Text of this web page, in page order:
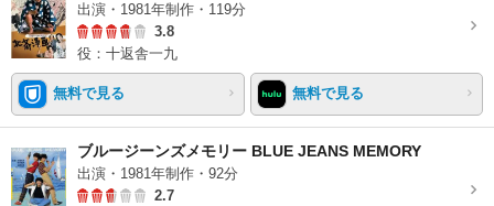
出演・1981年制作・119分
3.8
役：十返舎一九
無料で見る 無料で見る
ブルージーンズメモリー BLUE JEANS MEMORY
出演・1981年制作・92分
2.7